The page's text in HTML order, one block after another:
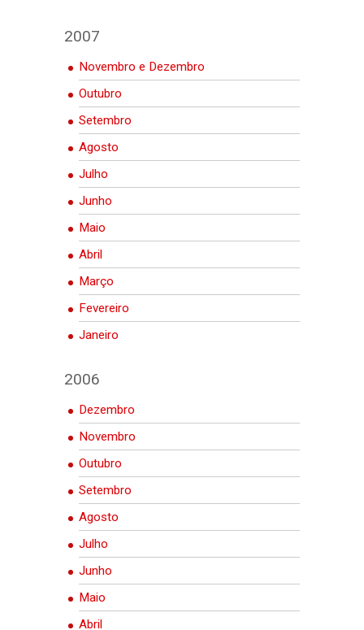
2007
Novembro e Dezembro
Outubro
Setembro
Agosto
Julho
Junho
Maio
Abril
Março
Fevereiro
Janeiro
2006
Dezembro
Novembro
Outubro
Setembro
Agosto
Julho
Junho
Maio
Abril